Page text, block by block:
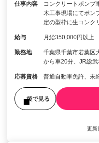
仕事内容
コンクリートポンプ
木工事現場にてポン
定の型枠に生コンク
給与 月給350,000円以上
勤務地
千葉県千葉市若葉区
から車20分、JR総武
応募資格 普通自動車免許、未
後で見る
更新